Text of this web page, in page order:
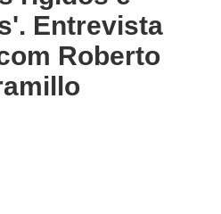
Entrevista
Roberto